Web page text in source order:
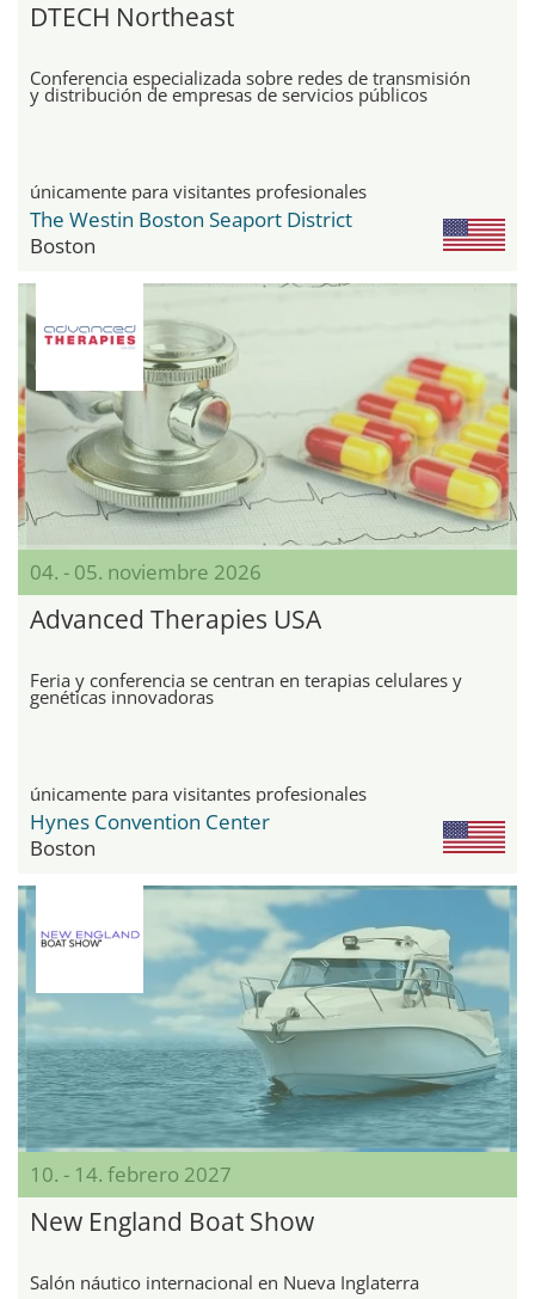
DTECH Northeast
Conferencia especializada sobre redes de transmisión
y distribución de empresas de servicios públicos
únicamente para visitantes profesionales
The Westin Boston Seaport District
Boston
04. - 05. noviembre 2026
Advanced Therapies USA
Feria y conferencia se centran en terapias celulares y
genéticas innovadoras
únicamente para visitantes profesionales
Hynes Convention Center
Boston
10. - 14. febrero 2027
New England Boat Show
Salón náutico internacional en Nueva Inglaterra